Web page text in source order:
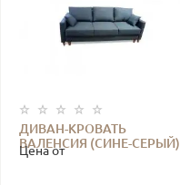
ДИВАН-КРОВАТЬ
ВАЛЕНСИЯ (СИНЕ-СЕРЫЙ)
Цена от